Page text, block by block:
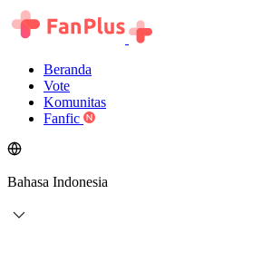
Beranda
Vote
Komunitas
Fanfic
Bahasa Indonesia